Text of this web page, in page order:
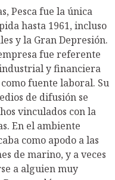
Pesca fue la única
hasta 1961, incluso
y la Gran Depresión.
fue referente
y financiera
fuente laboral. Su
de difusión se
vinculados con la
En el ambiente
como apodo a las
de marino, y a veces
a alguien muy